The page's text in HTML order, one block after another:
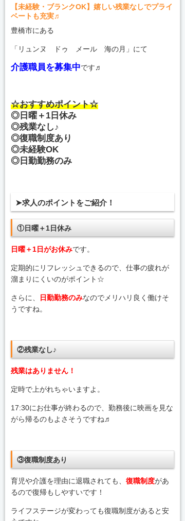
【未経験・ブランクOK】嬉しい残業なしでプライ
ベートも充実♬
豊橋市にある
「リュンヌ ドゥ メール 海の月」にて
介護職員を募集中です♬
☆おすすめポイント☆
◎日曜＋1日休み
◎残業なし♪
◎復職制度あり
◎未経験OK
◎日勤勤務のみ
➤求人のポイントをご紹介！
①日曜＋1日休み
日曜＋1日がお休みです。
定期的にリフレッシュできるので、仕事の疲れが
溜まりにくいのがポイント☆
さらに、 日勤勤務のみなのでメリハリ良く働けそ
うですね。
②残業なし♪
残業はありません！
定時で上がれちゃいますよ。
17:30にお仕事が終わるので、勤務後に映画を見な
がら帰るのもよさそうですね♬
③復職制度あり
育児や介護を理由に退職されても、復職制度があ
るので復帰もしやすいです！
ライフステージが変わっても復職制度があると安